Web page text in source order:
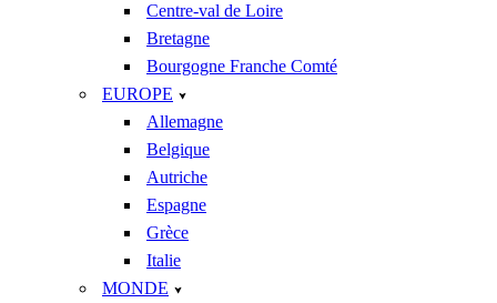
Centre-val de Loire
Bretagne
Bourgogne Franche Comté
EUROPE
Allemagne
Belgique
Autriche
Espagne
Grèce
Italie
MONDE